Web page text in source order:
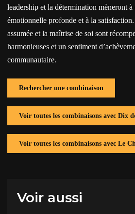
leadership et la détermination mèneront à
émotionnelle profonde et à la
assumée et la maîtrise de soi sont
harmonieuses et un sentiment
communautaire.
Rechercher une combinaison
Voir toutes les combinaisons avec Dix
Voir toutes les combinaisons avec Le
Voir aussi